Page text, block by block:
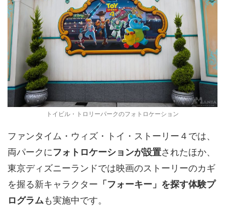
トイビル・トロリーパークのフォトロケーション
ファンタイム・ウィズ・トイ・ストーリー４では、
両パークにフォトロケーションが設置されたほか、
東京ディズニーランドでは映画のストーリーのカギ
を握る新キャラクター 「フォーキー」を探す体験プ
ログラムも実施中です。